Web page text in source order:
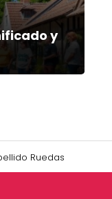
y
Ruedas